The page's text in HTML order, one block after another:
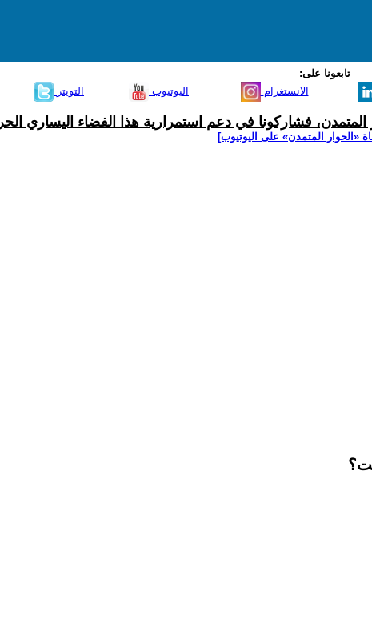
تابعونا على:
التويتر اليوتيوب الانستغرام
المتمدن، فشاركونا في دعم استمرارية هذا الفضاء اليساري الحر
‫«الحوار المتمدن» على اليوتيوب]